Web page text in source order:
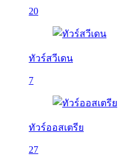
20
ทัวร์สวีเดน
7
ทัวร์ออสเตรีย
27